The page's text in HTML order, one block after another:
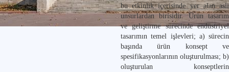
bu etkinlik içerisinde yer alan asli
unsurlardan birisidir. Ürün tasarım
ve geliştirme sürecinde endüstriyel
tasarımın temel işlevleri; a) sürecin
başında ürün konsept ve
spesifikasyonlarının oluşturulması; b)
oluşturulan konseptlerin